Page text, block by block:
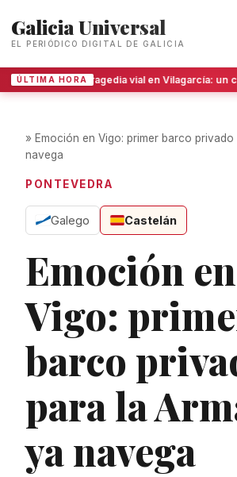
Galicia Universal
EL PERIÓDICO DIGITAL DE GALICIA
ÚLTIMA HORA
» Emoción en Vigo: primer barco
navega
PONTEVEDRA
Galego Castelán
Emoción en
Vigo:
barco
para la
ya navega